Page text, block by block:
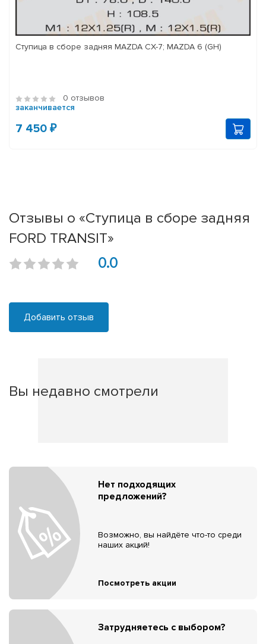
Ступица в сборе задняя MAZDA CX-7; MAZDA 6 (GH)
0 отзывов
заканчивается
7 450 ₽
Отзывы о «Ступица в сборе задняя
FORD TRANSIT»
0.0
Добавить отзыв
Вы недавно смотрели
Нет подходящих
предложений?
Возможно, вы найдёте что-то среди
наших акций!
Посмотреть акции
Затрудняетесь с выбором?